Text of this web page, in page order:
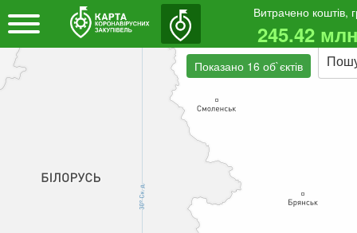
Витрачено коштів,
245.42
Показано 16 об`єктів